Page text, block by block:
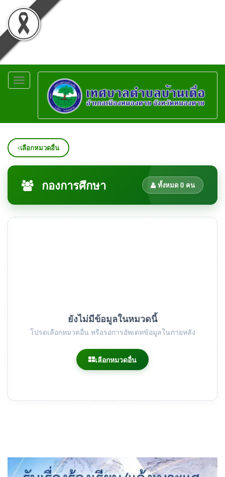
Toggle
navigation
เลือกหมวดอื่น
กองการศึกษา ทั้งหมด 0 คน
ยังไม่มีข้อมูลในหมวดนี้
โปรดเลือกหมวดอื่น หรือรอการอัพเดทข้อมูลในภายหลัง
เลือกหมวดอื่น